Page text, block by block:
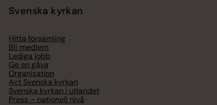
Svenska kyrkan
Hitta församling
Bli medlem
Lediga jobb
Ge en gåva
Organisation
Act Svenska kyrkan
Svenska kyrkan i utlandet
Press – nationell nivå